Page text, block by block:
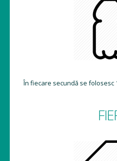
În fiecare secundă se folosesc